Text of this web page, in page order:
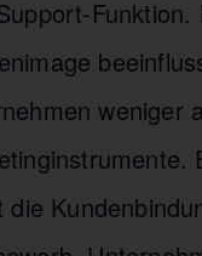
weniger
die